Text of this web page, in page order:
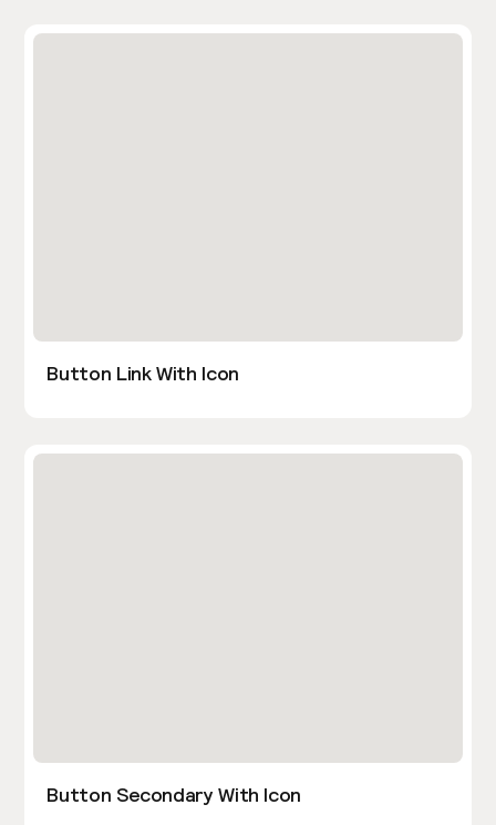
Button Link With Icon
Button Secondary With Icon